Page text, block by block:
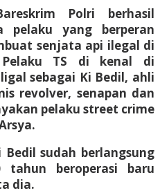
Polri berhasil
pelaku yang berperan
senjata api ilegal di
TS di kenal di
sebagai Ki Bedil, ahli
revolver, senapan dan
pelaku street crime
sudah berlangsung
beroperasi baru
dia.